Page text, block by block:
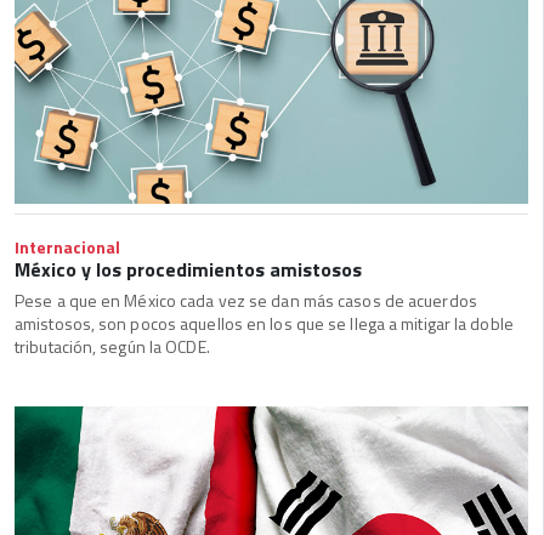
Internacional
México y los procedimientos amistosos
Pese a que en México cada vez se dan más casos de acuerdos
amistosos, son pocos aquellos en los que se llega a mitigar la doble
tributación, según la OCDE.